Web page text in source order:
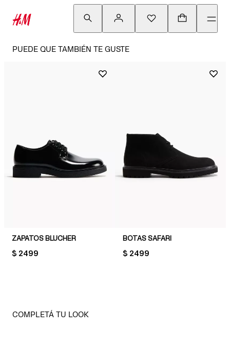
PUEDE QUE TAMBIÉN TE GUSTE
ZAPATOS BLUCHER
PRICE:
$ 2499
BOTAS SAFARI
PRICE:
$ 2499
COMPLETÁ TU LOOK